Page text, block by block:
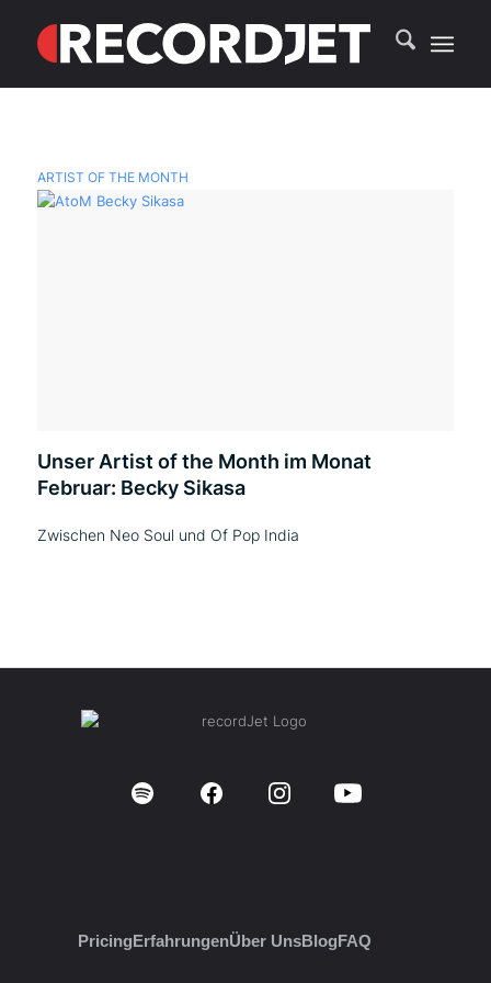
ARTIST OF THE MONTH
Unser Artist of the Month im Monat
Februar: Becky Sikasa
Zwischen Neo Soul und Of Pop India
PricingErfahrungenÜber UnsBlogFAQ